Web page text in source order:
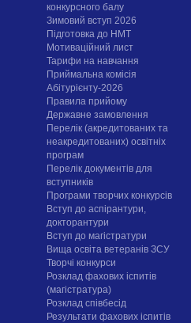
конкурсного балу
Зимовий вступ 2026
Підготовка до НМТ
Мотиваційний лист
Тарифи на навчання
Приймальна комісія
Абітурієнту-2026
Правила прийому
Державне замовлення
Перелік (акредитованих та
неакредитованих) освітніх
програм
Перелік документів для
вступників
Програми творчих конкурсiв
Вступ до аспірантури,
докторантури
Вступ до магістратури
Вища освіта ветеранів ЗСУ
Творчі конкурси
Розклад фахових іспитів
(магістратура)
Розклад співбесід
Результати фахових іспитів